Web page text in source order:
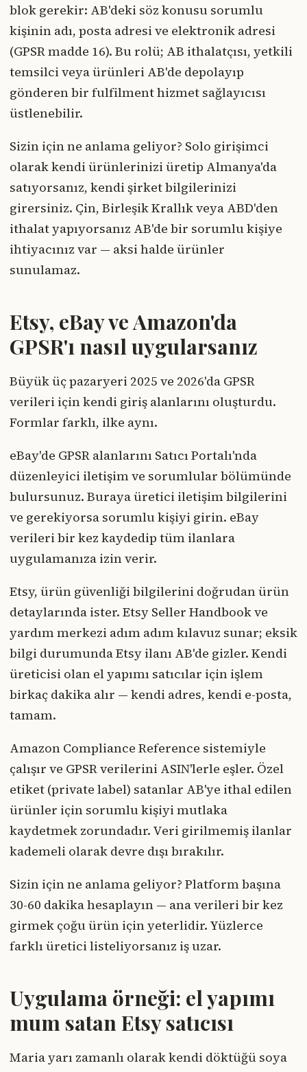
blok gerekir: AB'deki söz konusu sorumlu
kişinin adı, posta adresi ve elektronik adresi
(GPSR madde 16). Bu rolü; AB ithalatçısı, yetkili
temsilci veya ürünleri AB'de depolayıp
gönderen bir fulfilment hizmet sağlayıcısı
üstlenebilir.
Sizin için ne anlama geliyor? Solo girişimci
olarak kendi ürünlerinizi üretip Almanya'da
satıyorsanız, kendi şirket bilgilerinizi
girersiniz. Çin, Birleşik Krallık veya ABD'den
ithalat yapıyorsanız AB'de bir sorumlu kişiye
ihtiyacınız var — aksi halde ürünler
sunulamaz.
Etsy, eBay ve Amazon'da
GPSR'ı nasıl uygularsanız
Büyük üç pazaryeri 2025 ve 2026'da GPSR
verileri için kendi giriş alanlarını oluşturdu.
Formlar farklı, ilke aynı.
eBay'de GPSR alanlarını Satıcı Portalı'nda
düzenleyici iletişim ve sorumlular bölümünde
bulursunuz. Buraya üretici iletişim bilgilerini
ve gerekiyorsa sorumlu kişiyi girin. eBay
verileri bir kez kaydedip tüm ilanlara
uygulamanıza izin verir.
Etsy, ürün güvenliği bilgilerini doğrudan ürün
detaylarında ister. Etsy Seller Handbook ve
yardım merkezi adım adım kılavuz sunar; eksik
bilgi durumunda Etsy ilanı AB'de gizler. Kendi
üreticisi olan el yapımı satıcılar için işlem
birkaç dakika alır — kendi adres, kendi e-posta,
tamam.
Amazon Compliance Reference sistemiyle
çalışır ve GPSR verilerini ASIN'lerle eşler. Özel
etiket (private label) satanlar AB'ye ithal edilen
ürünler için sorumlu kişiyi mutlaka
kaydetmek zorundadır. Veri girilmemiş ilanlar
kademeli olarak devre dışı bırakılır.
Sizin için ne anlama geliyor? Platform başına
30-60 dakika hesaplayın — ana verileri bir kez
girmek çoğu ürün için yeterlidir. Yüzlerce
farklı üretici listeliyorsanız iş uzar.
Uygulama örneği: el yapımı
mum satan Etsy satıcısı
Maria yarı zamanlı olarak kendi döktüğü soya